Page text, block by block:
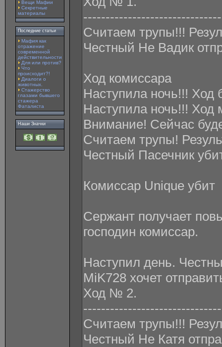
Вещи Мафии
Секретные
материалы
Последние статьи
Мафия как
отражение
современной
действительности
Для или против?
Что
происходит?!
Диалоги о
животных.
Стажерство
глазами бывшего
стажера
Фаталиста
Наши Значки
Считаем трупы!!!
Честный Не Вадик
Ход комиссара
Наступила ночь!!! Ход
Наступила ночь!!!
Внимание! Сейчас
Считаем трупы!
Честный Пасечник
Комиcсар Unique убит
Сержант получает
господин комиссар.
Наступил день.
MiK728 xочет
Ход № 2.
Считаем трупы!!!
Честный Не Катя